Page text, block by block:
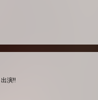
演!!